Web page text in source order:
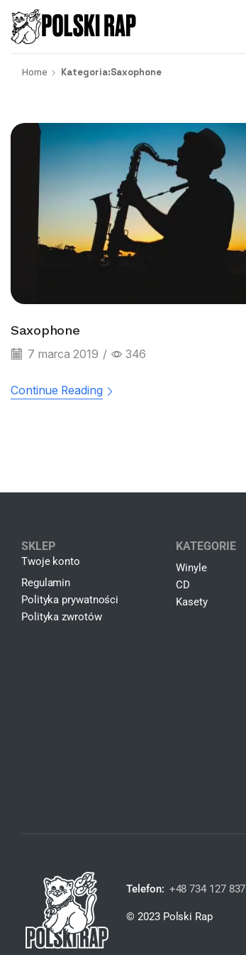
Home Kategoria:Saxophone
Saxophone
7 marca 2019 / 346
Continue Reading
SKLEP
Twoje konto
Regulamin
Polityka prywatności
Polityka zwrotów
KATEGORIE
Winyle
CD
Kasety
Telefon: +48 734 127 837
© 2023 Polski Rap